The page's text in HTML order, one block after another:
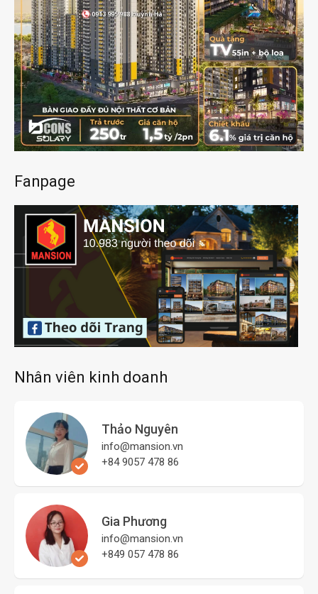
Fanpage
Nhân viên kinh doanh
Thảo Nguyên
info@mansion.vn
+84 9057 478 86
Gia Phương
info@mansion.vn
+849 057 478 86